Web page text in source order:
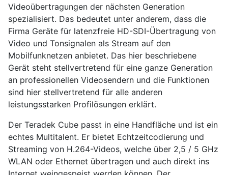
Videoübertragungen der nächsten Generation
spezialisiert. Das bedeutet unter anderem, dass die
Firma Geräte für latenzfreie HD-SDI-Übertragung von
Video und Tonsignalen als Stream auf den
Mobilfunknetzen anbietet. Das hier beschriebene
Gerät steht stellvertretend für eine ganze Generation
an professionellen Videosendern und die Funktionen
sind hier stellvertretend für alle anderen
leistungsstarken Profilösungen erklärt.
Der Teradek Cube passt in eine Handfläche und ist ein
echtes Multitalent. Er bietet Echtzeitcodierung und
Streaming von H.264-Videos, welche über 2,5 / 5 GHz
WLAN oder Ethernet übertragen und auch direkt ins